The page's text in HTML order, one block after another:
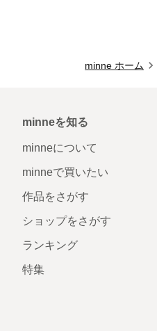
minne ホーム
minneを知る
minneについて
minneで買いたい
作品をさがす
ショップをさがす
ランキング
特集